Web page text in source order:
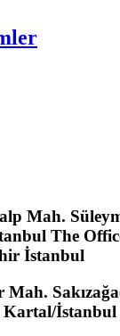
Mah.
The
İstanbul
Mah.
Kartal/İstanbul